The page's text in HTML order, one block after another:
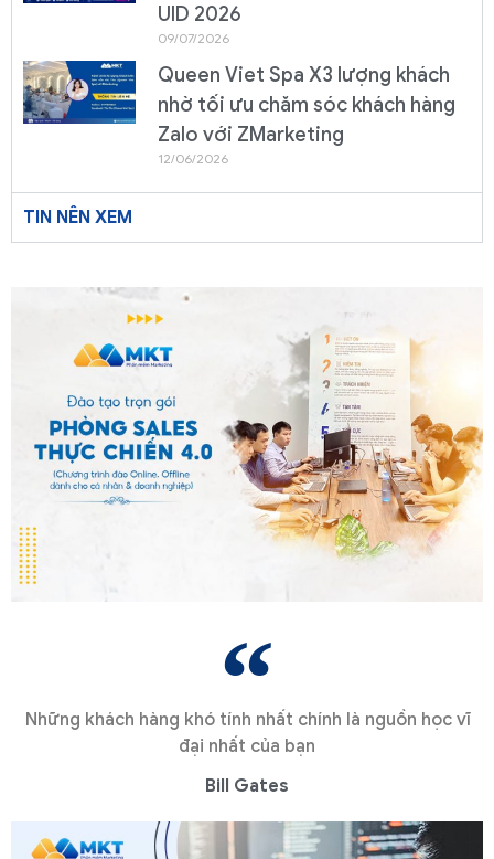
UID 2026
09/07/2026
Queen Viet Spa X3 lượng khách
nhờ tối ưu chăm sóc khách hàng
Zalo với ZMarketing
12/06/2026
TIN NÊN XEM
Những khách hàng khó tính nhất chính là nguồn học vĩ
đại nhất của bạn
Bill Gates